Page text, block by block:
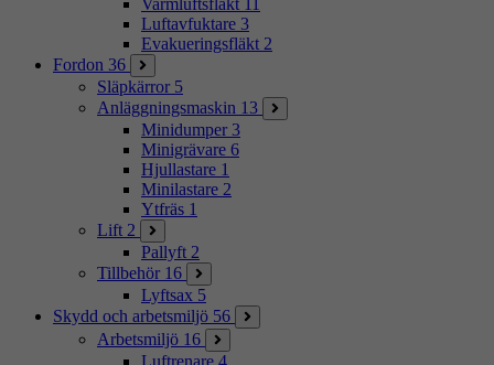
Varmluftsfläkt 11
Luftavfuktare 3
Evakueringsfläkt 2
Fordon 36
Släpkärror 5
Anläggningsmaskin 13
Minidumper 3
Minigrävare 6
Hjullastare 1
Minilastare 2
Ytfräs 1
Lift 2
Pallyft 2
Tillbehör 16
Lyftsax 5
Skydd och arbetsmiljö 56
Arbetsmiljö 16
Luftrenare 4